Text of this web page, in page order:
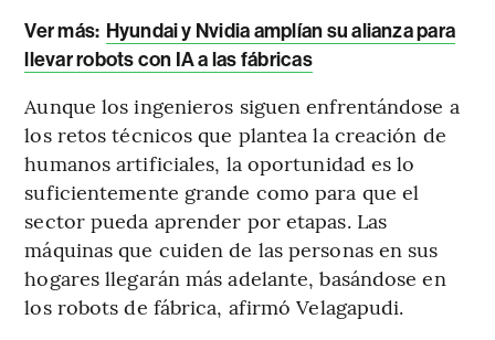
Ver más: Hyundai y Nvidia amplían su alianza para
llevar robots con IA a las fábricas
Aunque los ingenieros siguen enfrentándose a
los retos técnicos que plantea la creación de
humanos artificiales, la oportunidad es lo
suficientemente grande como para que el
sector pueda aprender por etapas. Las
máquinas que cuiden de las personas en sus
hogares llegarán más adelante, basándose en
los robots de fábrica, afirmó Velagapudi.